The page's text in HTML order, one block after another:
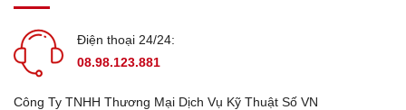
Điện thoại 24/24:
08.98.123.881
Công Ty TNHH Thương Mại Dịch Vụ Kỹ Thuật Số VN